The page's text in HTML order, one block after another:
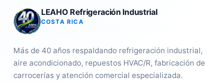
LEAHO Refrigeración Industrial
COSTA RICA
Más de 40 años respaldando refrigeración industrial,
aire acondicionado, repuestos HVAC/R, fabricación de
carrocerías y atención comercial especializada.